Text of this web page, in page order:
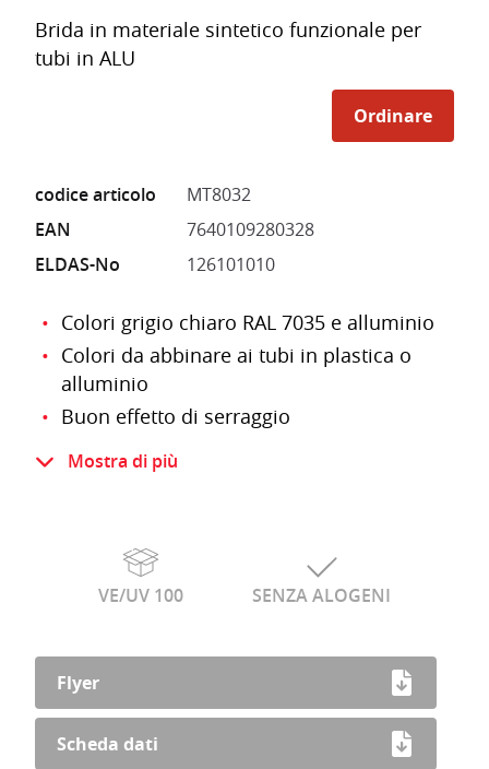
Brida in materiale sintetico funzionale per
tubi in ALU
Ordinare
codice articolo
MT8032
EAN
7640109280328
ELDAS-No
126101010
Colori grigio chiaro RAL 7035 e alluminio
Colori da abbinare ai tubi in plastica o
alluminio
Buon effetto di serraggio
Plastica infrangibile resistente e
dimensionalmente stabile
Le buste Minigripp sono richiudibili
Mostra di più
VE/UV 100 SENZA ALOGENI
Flyer
Scheda dati